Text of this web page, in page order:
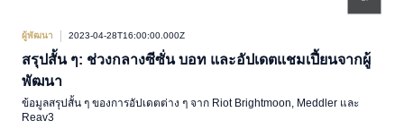
ผู้พัฒนา 2023-04-28T16:00:00.000Z
สรุปสั้น ๆ: ช่วงกลางซีซั่น บอท และอัปเดตแชมเปี้ยนจากผู้
พัฒนา
ข้อมูลสรุปสั้น ๆ ของการอัปเดตต่าง ๆ จาก Riot Brightmoon, Meddler และ
Reav3